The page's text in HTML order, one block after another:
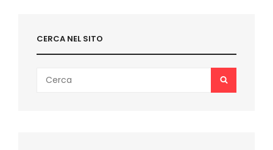
CERCA NEL SITO
for:
SEARCH